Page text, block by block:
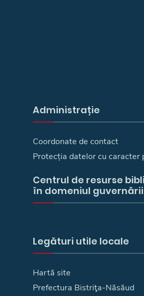
Administrație
Coordonate de contact
Protecția datelor cu caracter
Centrul de resurse
în domeniul
Legături utile locale
Hartă site
Prefectura Bistriţa-Năsăud